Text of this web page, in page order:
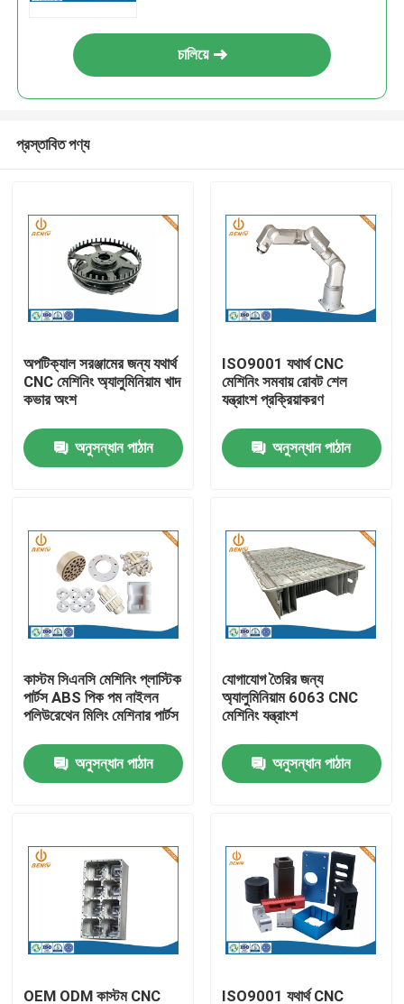
পণ্য
আমাদের সম্পর্কে
মান নিয়ন্ত্রণ
আমাদের সাথে যোগাযোগ করুন
অ্যালুমিনিয়াম ডাই ঢালাই
ইভি খুচরা যন্ত্রাংশ
CNC মেশিনিং যন্ত্রাংশ
চালিয়ে
প্রস্তাবিত পণ্য
অপটিক্যাল সরঞ্জামের জন্য যথার্থ
CNC মেশিনিং অ্যালুমিনিয়াম খাদ
কভার অংশ
অনুসন্ধান পাঠান
ISO9001 যথার্থ CNC
মেশিনিং সমবায় রোবট শেল
যন্ত্রাংশ প্রক্রিয়াকরণ
অনুসন্ধান পাঠান
কাস্টম সিএনসি মেশিনিং প্লাস্টিক
পার্টস ABS পিক পম নাইলন
পলিউরেথেন মিলিং মেশিনার পার্টস
অনুসন্ধান পাঠান
যোগাযোগ তৈরির জন্য
অ্যালুমিনিয়াম 6063 CNC
মেশিনিং যন্ত্রাংশ
অনুসন্ধান পাঠান
OEM ODM কাস্টম CNC ISO9001 যথার্থ CNC